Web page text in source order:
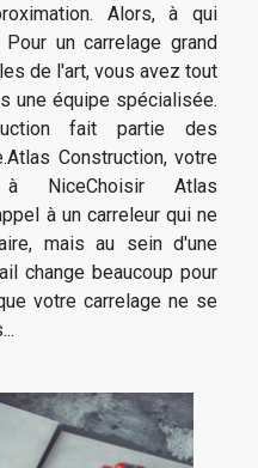
Alors, à qui
un carrelage grand
de l'art, vous avez tout
une équipe spécialisée.
fait partie des
Construction, votre
NiceChoisir Atlas
à un carreleur qui ne
mais au sein d'une
change beaucoup pour
votre carrelage ne se